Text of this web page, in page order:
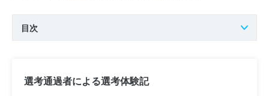
目次
選考通過者による選考体験記